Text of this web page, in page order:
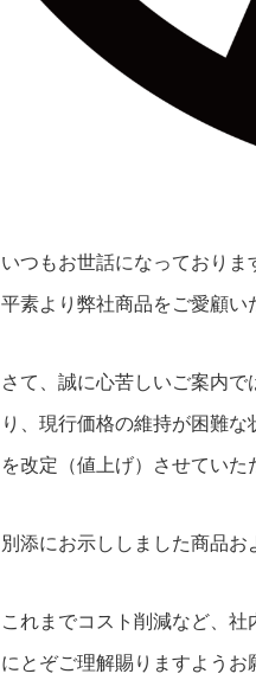
いつもお世話になっておりま
平素より弊社商品をご愛顧い
さて、誠に心苦しいご案内
り、現行価格の維持が困難
を改定（値上げ）させていた
別添にお示ししました商品お
これまでコスト削減など、
にとぞご理解賜りますようお